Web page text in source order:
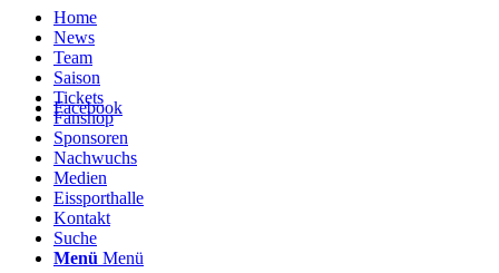
Facebook
Home
News
Team
Saison
Tickets
Fanshop
Sponsoren
Nachwuchs
Medien
Eissporthalle
Kontakt
Suche
Menü Menü